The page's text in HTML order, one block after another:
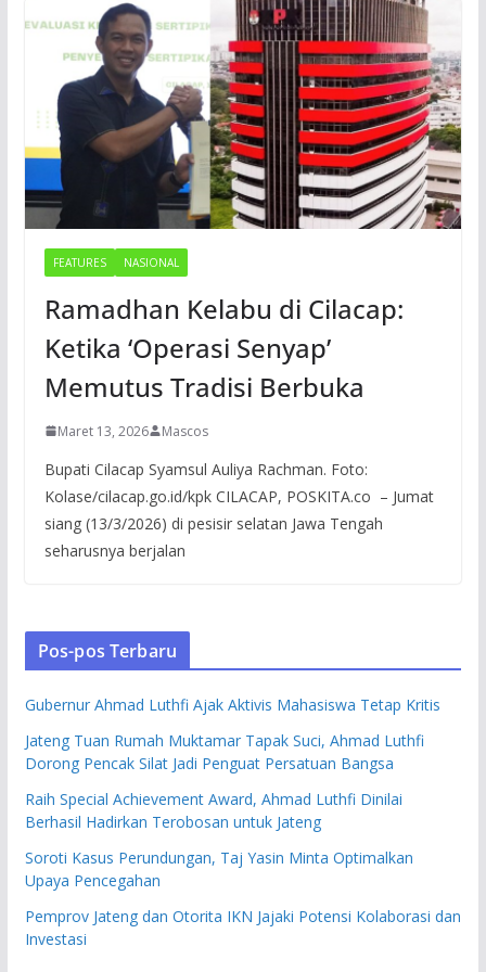
FEATURES NASIONAL
Ramadhan Kelabu di Cilacap:
Ketika ‘Operasi Senyap’
Memutus Tradisi Berbuka
Maret 13, 2026 Mascos
Bupati Cilacap Syamsul Auliya Rachman. Foto:
Kolase/cilacap.go.id/kpk CILACAP, POSKITA.co – Jumat
siang (13/3/2026) di pesisir selatan Jawa Tengah
seharusnya berjalan
Pos-pos Terbaru
Gubernur Ahmad Luthfi Ajak Aktivis Mahasiswa Tetap Kritis
Jateng Tuan Rumah Muktamar Tapak Suci, Ahmad Luthfi
Dorong Pencak Silat Jadi Penguat Persatuan Bangsa
Raih Special Achievement Award, Ahmad Luthfi Dinilai
Berhasil Hadirkan Terobosan untuk Jateng
Soroti Kasus Perundungan, Taj Yasin Minta Optimalkan
Upaya Pencegahan
Pemprov Jateng dan Otorita IKN Jajaki Potensi Kolaborasi dan
Investasi